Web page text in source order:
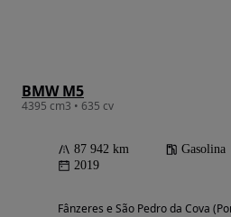
BMW M5
4395 cm3 • 635 cv
87 942 km Gasolina
2019
Fânzeres e São Pedro da Cova